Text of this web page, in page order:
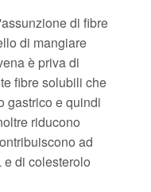
di fibre
di mangiare
è priva di
fibre solubili che
gastrico e quindi
riducono
ad
di colesterolo